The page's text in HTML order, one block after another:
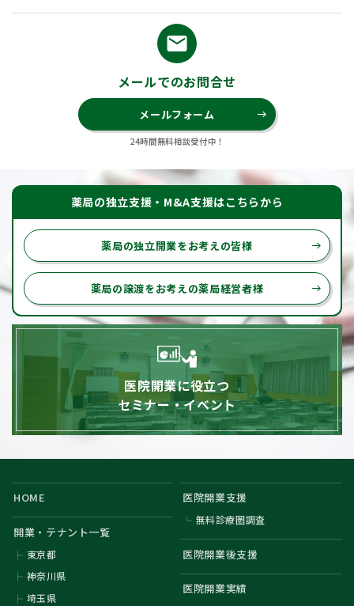
email
メールでのお問合せ
メールフォーム east
24時間無料相談受付中！
薬局の独立支援・M&A支援はこちらから
薬局の独立開業をお考えの皆様 east
薬局の譲渡をお考えの薬局経営者様 east
医院開業に役立つ
セミナー・イベント
HOME
開業・テナント一覧
東京都
神奈川県
埼玉県
医院開業支援
無料診療圏調査
医院開業後支援
医院開業実績